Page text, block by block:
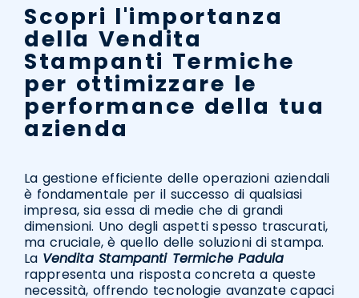
Scopri l'importanza
della Vendita
Stampanti Termiche
per ottimizzare le
performance della tua
azienda
La gestione efficiente delle operazioni aziendali
è fondamentale per il successo di qualsiasi
impresa, sia essa di medie che di grandi
dimensioni. Uno degli aspetti spesso trascurati,
ma cruciale, è quello delle soluzioni di stampa.
La Vendita Stampanti Termiche Padula
rappresenta una risposta concreta a queste
necessità, offrendo tecnologie avanzate capaci